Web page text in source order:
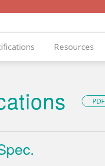
Resources
PDF